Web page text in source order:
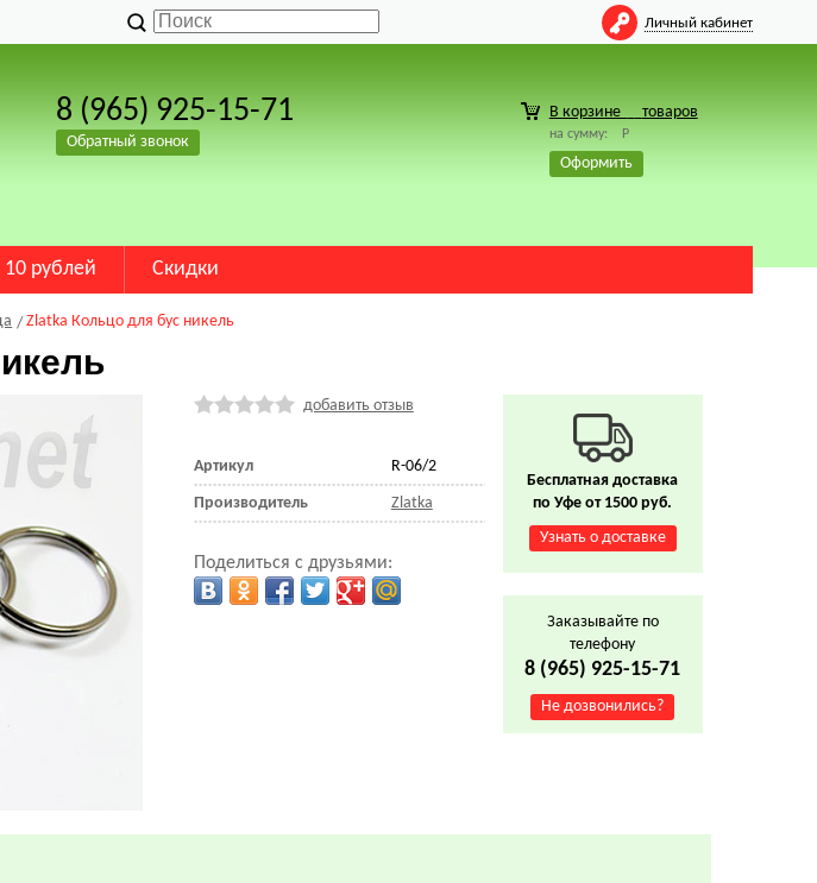
Личный кабинет
8 (965) 925-15-71
Обратный звонок
В корзине товаров
на сумму: Р
Оформить
рублей Скидки
Zlatka Кольцо для бус никель
добавить отзыв
Артикул R-06/2
Производитель Zlatka
Поделиться с друзьями:
Бесплатная доставка
по Уфе от 1500 руб.
Узнать о доставке
Заказывайте по
телефону
8 (965) 925-15-71
Не дозвонились?